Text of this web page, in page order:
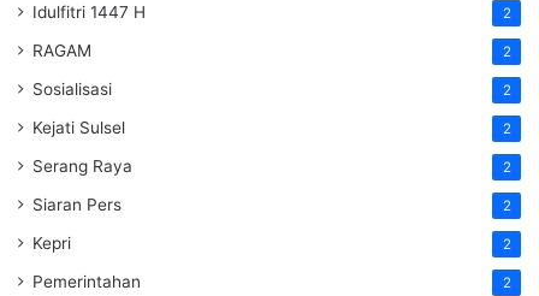
Idulfitri 1447 H 2
RAGAM 2
Sosialisasi 2
Kejati Sulsel 2
Serang Raya 2
Siaran Pers 2
Kepri 2
Pemerintahan 2